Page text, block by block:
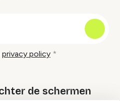
privacy policy
de schermen